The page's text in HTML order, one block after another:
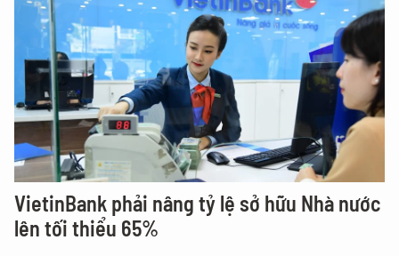
VietinBank phải nâng tỷ lệ sở hữu Nhà nước
lên tối thiểu 65%